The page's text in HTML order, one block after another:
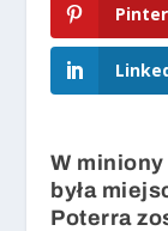
W
była
Poterra